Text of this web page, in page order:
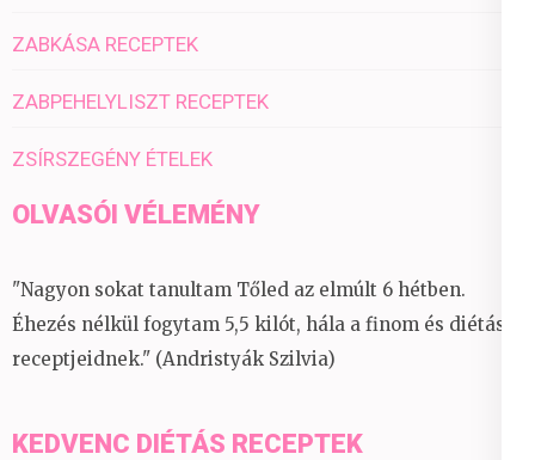
ZABKÁSA RECEPTEK
ZABPEHELYLISZT RECEPTEK
ZSÍRSZEGÉNY ÉTELEK
OLVASÓI VÉLEMÉNY
"Nagyon sokat tanultam Tőled az elmúlt 6 hétben.
Éhezés nélkül fogytam 5,5 kilót, hála a finom és diétás
receptjeidnek." (Andristyák Szilvia)
KEDVENC DIÉTÁS RECEPTEK